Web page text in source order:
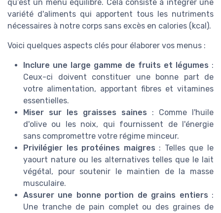
qu’est un menu équilibré. Cela consiste à intégrer une
variété d'aliments qui apportent tous les nutriments
nécessaires à notre corps sans excès en calories (kcal).
Voici quelques aspects clés pour élaborer vos menus :
Inclure une large gamme de fruits et légumes :
Ceux-ci doivent constituer une bonne part de
votre alimentation, apportant fibres et vitamines
essentielles.
Miser sur les graisses saines : Comme l'huile
d'olive ou les noix, qui fournissent de l'énergie
sans compromettre votre régime minceur.
Privilégier les protéines maigres : Telles que le
yaourt nature ou les alternatives telles que le lait
végétal, pour soutenir le maintien de la masse
musculaire.
Assurer une bonne portion de grains entiers :
Une tranche de pain complet ou des graines de